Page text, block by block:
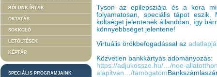
RÓLUNK ÍRTÁK
OKTATÁS
SOKKOLÓ
LETÖLTÉSEK
KÉPTÁR
SPECIÁLIS PROGRAMJAINK
Tyson az epilepsziája és a kora
folyamatosan, speciális tápot
költséget jelentenek állandóan, így
könnyebbséget jelentene!
Virtuális örökbefogadással az
Közvetlen bankkártyás adományozás:
https://adjukossze.hu/…/noe-
alapitvan…/tamogatom